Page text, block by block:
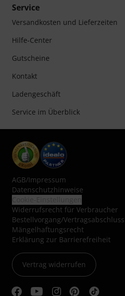
Service
Versandkosten und Lieferzeiten
Hilfe-Center
Gutscheine
Kontakt
Ladengeschäft
Service im Überblick
AGB/Impressum
Datenschutzhinweise
Widerrufsrecht für Verbraucher
Bestellvorgang/Vertragsabschluss
Mängelhaftungsrecht
Erklärung zur Barrierefreiheit
Vertrag widerrufen